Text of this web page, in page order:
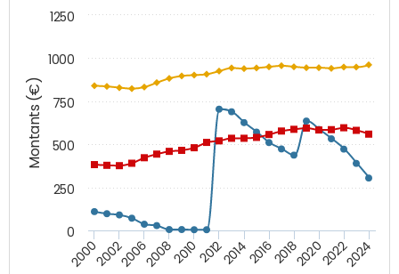
Montants (€)
200020022006200820102012201420162018202020222024
0
250
500
750
1000
1250